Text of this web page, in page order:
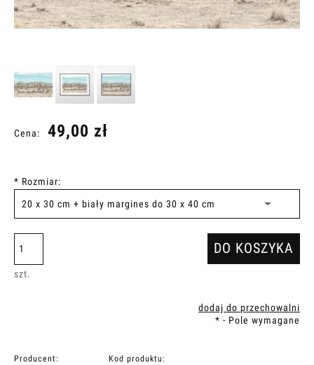
Cena: 49,00 zł
* Rozmiar:
szt.
DO KOSZYKA
dodaj do przechowalni
* - Pole wymagane
Producent: Kod produktu: